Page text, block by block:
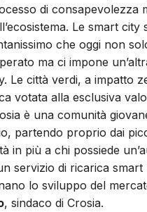
di consapevolezza
Le smart
che oggi non
ma ci impone
Le città verdi, a impatto
votata alla esclusiva
è una comunità
partendo proprio dai
in più a chi possiede
servizio di ricarica
lo sviluppo del
, sindaco di Crosia.